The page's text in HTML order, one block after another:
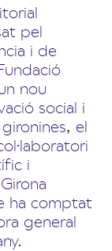
pel
i de
nou
social i
el
i
ha comptat
general